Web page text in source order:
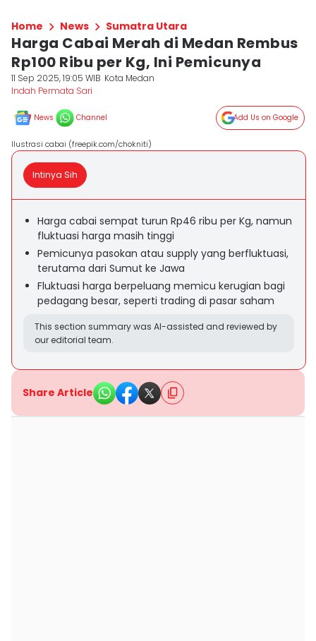
Home News Sumatra Utara
Harga Cabai Merah di Medan Rembus
Rp100 Ribu per Kg, Ini Pemicunya
11 Sep 2025, 19:05 WIB Kota Medan
Indah Permata Sari
News Channel Add Us on Google
Ilustrasi cabai (freepik.com/chokniti)
Intinya Sih
Harga cabai sempat turun Rp46 ribu per Kg, namun
fluktuasi harga masih tinggi
Pemicunya pasokan atau supply yang berfluktuasi,
terutama dari Sumut ke Jawa
Fluktuasi harga berpeluang memicu kerugian bagi
pedagang besar, seperti trading di pasar saham
This section summary was AI-assisted and reviewed by
our editorial team.
Share Article